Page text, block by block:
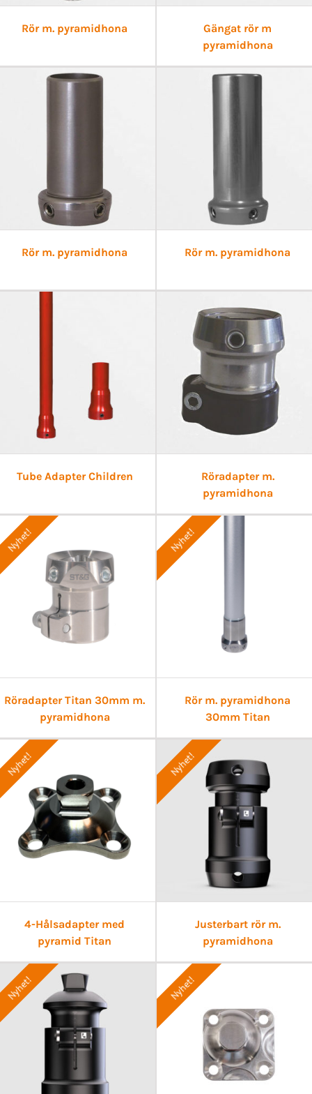
Rör m. pyramidhona
Gängat rör m
pyramidhona
Rör m. pyramidhona Rör m. pyramidhona
Tube Adapter Children
Röradapter m.
pyramidhona
Nyhet!
Röradapter Titan 30mm m.
pyramidhona
Nyhet!
Rör m. pyramidhona
30mm Titan
Nyhet!
4-Hålsadapter med
pyramid Titan
Nyhet!
Justerbart rör m.
pyramidhona
Nyhet! Nyhet!